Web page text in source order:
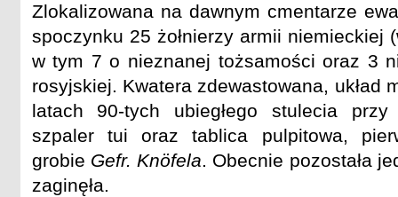
Zlokalizowana na dawnym cmentarze
spoczynku 25 żołnierzy armii niemieckiej
w tym 7 o nieznanej tożsamości oraz 3
rosyjskiej. Kwatera zdewastowana, układ
latach 90-tych ubiegłego stulecia przy
szpaler tui oraz tablica pulpitowa,
grobie Gefr. Knöfela. Obecnie pozostała
zaginęła.